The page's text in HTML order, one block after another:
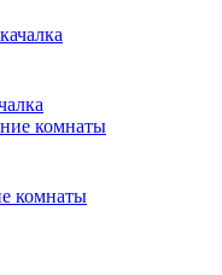
комнаты